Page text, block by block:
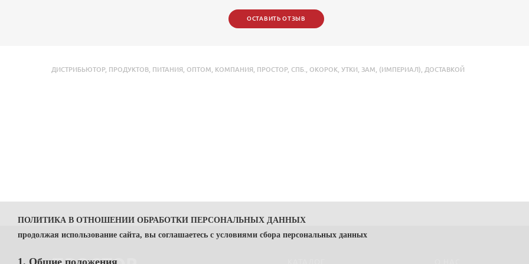
ОСТАВИТЬ ОТЗЫВ
ДИСТРИБЬЮТОР, ПРОДУКТОВ ПИТАНИЯ ОПТОМ КОМПАНИЯ ПРОСТОР, СПБ. ОКОРОК УТКИ ЗАМ (ИМПЕРИАЛ) ДОСТАВКОЙ
ПОЛИТИКА В ОТНОШЕНИИ ОБРАБОТКИ ПЕРСОНАЛЬНЫХ ДАННЫХ
продолжая использование сайта, вы соглашаетесь с условиями сбора персональных данных
1. Общие положения